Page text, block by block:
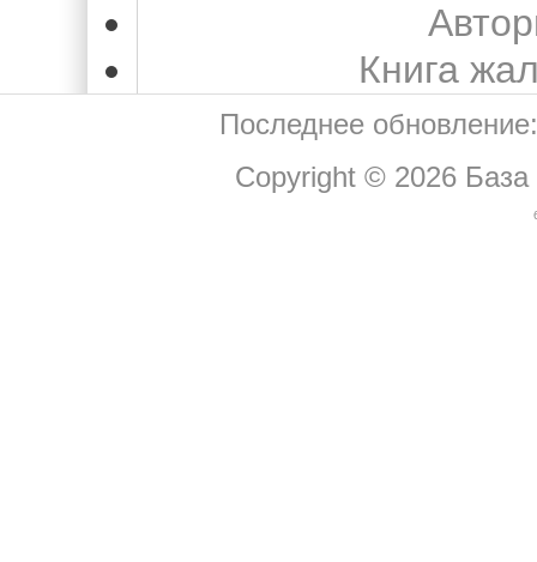
Книга
Последнее
Copyright © 2026 База